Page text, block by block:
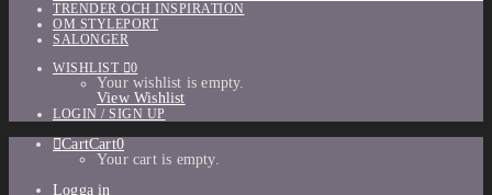
TRENDER OCH INSPIRATION
OM STYLEPORT
SALONGER
WISHLIST
0
Your wishlist is empty.
View Wishlist
LOGIN / SIGN UP
CartCart0
Your cart is empty.
Logga in